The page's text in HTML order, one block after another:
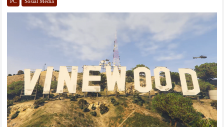
PC Sosial Media